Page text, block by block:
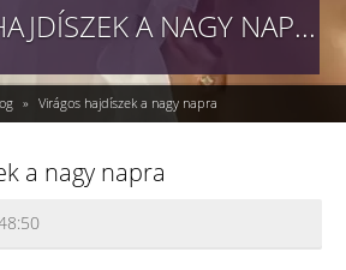
VIRÁGOS HAJDÍSZEK A NAGY NAPRA
» Virágos hajdíszek a nagy napra
a nagy napra